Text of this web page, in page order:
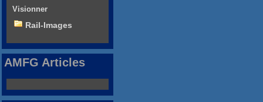
Visionner
Rail-Images
AMFG Articles